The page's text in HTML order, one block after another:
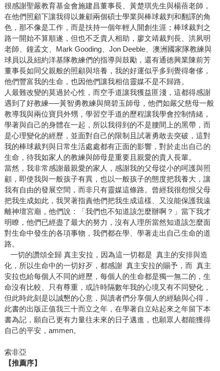
很感謝聖嚴教育基金會施建昌董事長、黃楚琪先生與楊蓓老師，
在他們照顧下讓我得以兼顧兩個碩士學業與棒球裁判和翻譯的角
色，那不像是工作，而是扶持一個年輕人開創生涯；棒球裁判之
路一開始不算順遂，但也不乏貴人相助，廖文靖裁判長、洪夙明
老師、鐘孟文、Mark Gooding、Jon Deeble、澳洲國家隊教練與
球員以及紐約洋基隊教練們的指導與鼓勵，還有通徳興業陳前芳
董事長如同父親般的照顧與培養，我的好運似乎多到覺得奢侈，
他們豐富我的生命，也因他們讓我相信靈媒不是不歸路。
人最難改變的莫過於心性，而空手道讓我獲益匪淺，這都得感謝
遇到了好教練──黃智勇教練與簡碧玉師母，他們如嚴父慈母一般
教導我與兩位寶貝外甥，學習空手道的歷程讓我學會控制情緒，
學著與自己的身體在一起，所以我得到的不是腰間上的黑帶，而
是心理變化的經歷，並面對自己的限制且試著勇敢去突破，這對
我的棒球裁判與日常生活處處都有正面的影響，對於走出自己的
生命，待我如家人的教練與師母是重要且親愛的貴人長輩。
當然，我非常感謝最親愛的家人，感謝我的父母從小的呵護與照
顧，即使我與一般孩子有異，也以一般孩子的態度把我養大，讓
我有自由的發展空間，而非只有靈媒這條路。曾經我很怨恨父母
把我生成如此，我哭著指責他們把我生成這樣、又沒能保護我遠
離神壇宮廟，他們說：「我們也不知道該怎麼辦啊？」當下我才
明瞭，他們已經盡了最大的努力，沒有人理所當然知道該怎麼面
對生命中發生的各項事物，我們都在學、學著走出自己生命的道
路。
一切的讚頌全歸 真主安拉，因為這一切都是 真主的安排與造
化，所以生命中的一切好歹，都感謝 真主安拉的賜予，而 真主
安拉也給每個人不同的經歷，每個人的生命都是獨一無二的，生
命沒有比較、只有尊重，或許時隔數年我的心境又有不同變化，
但此時此刻是以誠懇的心意，與讀者們分享個人的經驗與心得，
此書的出版正值我三十而立之年，在學著自立站起來之年留下本
書為記，願自己更有力量往未來的日子邁進，也願眾人都能獲得
自己的平安，ammen。
索非亞
【推薦序】